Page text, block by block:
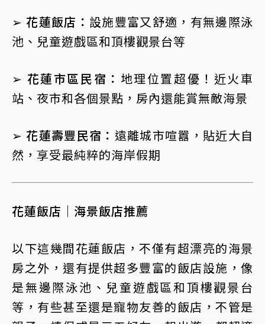
➢ 花蓮飯店： 設施豐富又舒適，有無邊際泳
池、兒童遊戲區和頂樓觀景台等
➢ 花蓮市區民宿： 地理位置超優！近火車
站、夜市和各個景點，房內還能賞無敵海景
➢ 花蓮壽豐民宿： 遠離城市喧囂，貼近大自
然，享受最純粹的海岸假期
花蓮飯店｜海景飯店推薦
以下這幾間花蓮飯店，不僅有超漂亮的海景
房之外，還有提供超多豐富的飯店設施，像
是無邊際泳池、兒童遊戲區和頂樓觀景台
等，有些甚至還是寵物友善的飯店，不管是